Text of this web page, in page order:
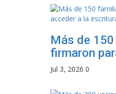
Más de
firmaron
Jul 3, 2026 0